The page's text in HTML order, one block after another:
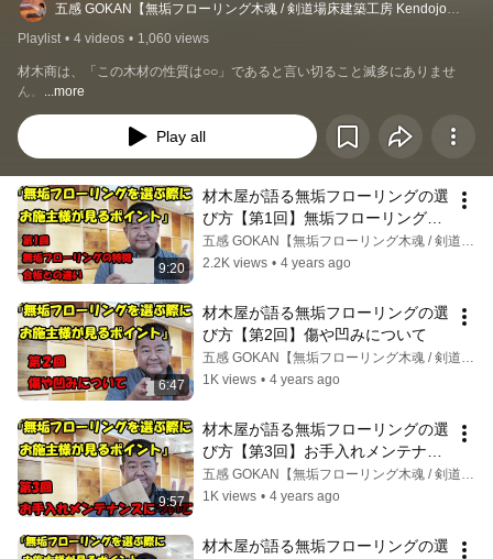
五感 GOKAN【無垢フローリング木魂 / 剣道場床建築工房 Kendojo
Playlist • 4 videos • 1,060 views
材木商は、「この木材の性質は○○」であると言い切ること滅多にありませ
ん。 ...more
Play all
9:20
材木屋が語る無垢フローリングの選
び方【第1回】無垢フローリングの
特徴、合板との違い
五感 GOKAN【無垢フローリング木魂 / 剣道場床建築工房 Kendojo Flooring】
2.2K views • 4 years ago
6:47
材木屋が語る無垢フローリングの選
び方【第2回】傷や凹みについて
五感 GOKAN【無垢フローリング木魂 / 剣道場床建築工房 Kendojo Flooring】
1K views • 4 years ago
9:57
材木屋が語る無垢フローリングの選
び方【第3回】お手入れメンテナン
スについて
五感 GOKAN【無垢フローリング木魂 / 剣道場床建築工房 Kendojo Flooring】
1K views • 4 years ago
材木屋が語る無垢フローリングの選